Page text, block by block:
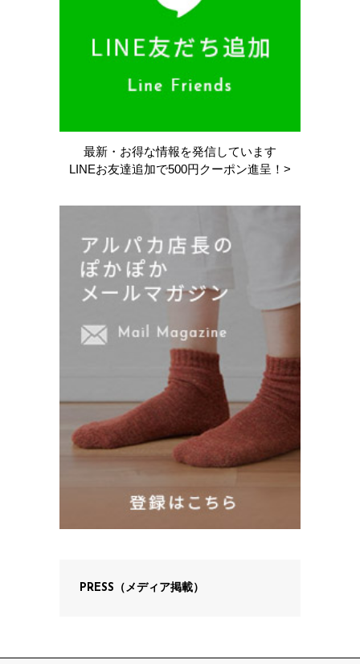
最新・お得な情報を発信しています
LINEお友達追加で500円クーポン進呈！>
PRESS（メディア掲載）